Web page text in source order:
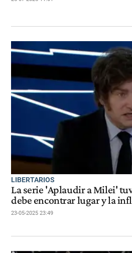
LIBERTARIOS
La serie 'Aplaudir a Milei'
debe encontrar lugar y la
23-05-2025 23:49